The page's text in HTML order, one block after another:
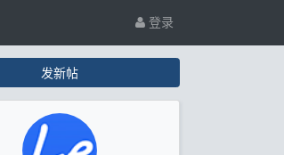
登录
发新帖